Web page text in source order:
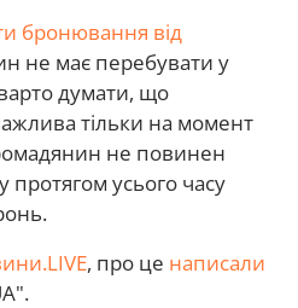
бронювання від
не має перебувати у
думати, що
тільки на момент
не повинен
усього часу
, про це написали